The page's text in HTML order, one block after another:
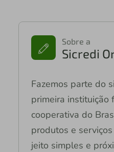
Sobre a
Sicredi
Fazemos parte do
primeira instituição
cooperativa do
produtos e
jeito simples e